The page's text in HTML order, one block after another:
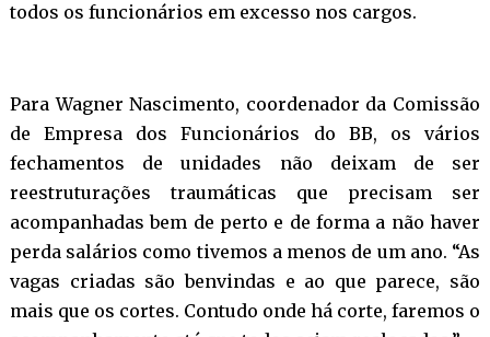
todos os funcionários em excesso nos cargos.
Para Wagner Nascimento, coordenador da Comissão
de Empresa dos Funcionários do BB, os vários
fechamentos de unidades não deixam de ser
reestruturações traumáticas que precisam ser
acompanhadas bem de perto e de forma a não haver
perda salários como tivemos a menos de um ano. “As
vagas criadas são benvindas e ao que parece, são
mais que os cortes. Contudo onde há corte, faremos o